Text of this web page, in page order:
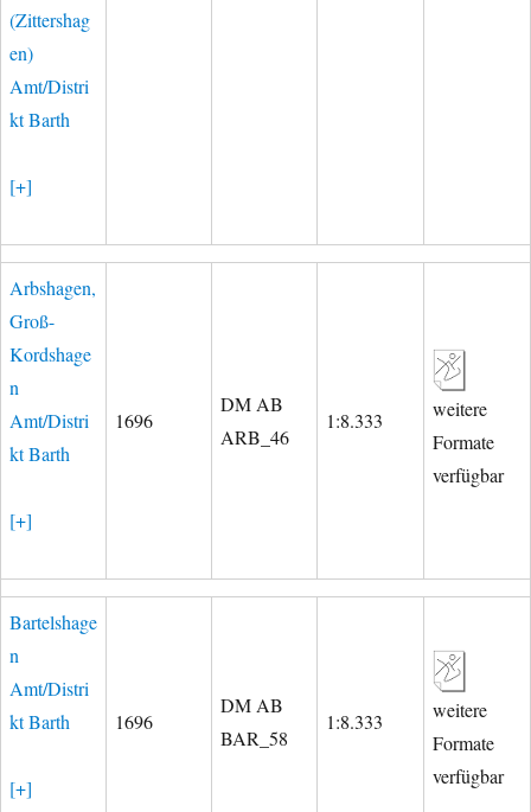
(Zittershag
en)
Amt/Distri
kt Barth
[+]
Arbshagen,
Groß-
Kordshage
n
Amt/Distri
kt Barth
[+]
1696
DM AB
ARB_46
1:8.333
weitere
Formate
verfügbar
Bartelshage
n
Amt/Distri
kt Barth
[+]
1696
DM AB
BAR_58
1:8.333
weitere
Formate
verfügbar